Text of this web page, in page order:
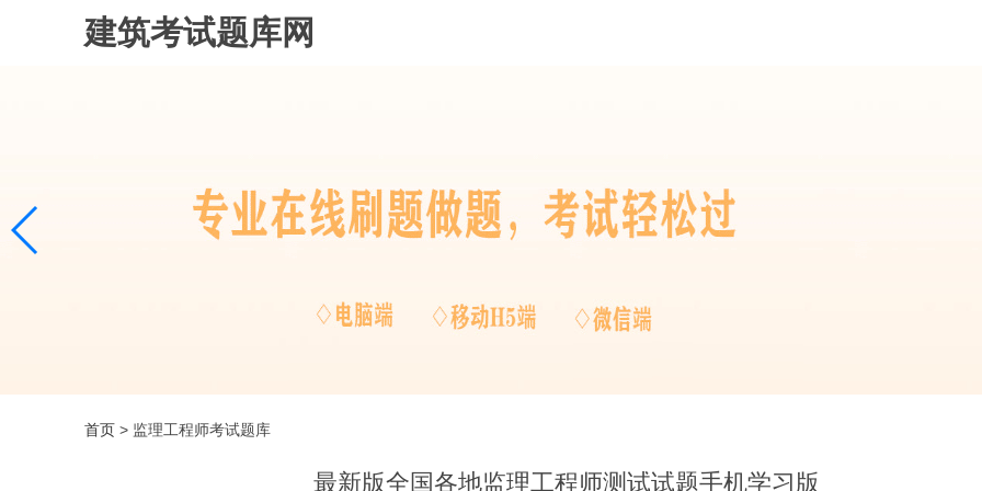
建筑考试题库网
首页 > 监理工程师考试题库
最新版全国各地监理工程师测试试题手机学习版